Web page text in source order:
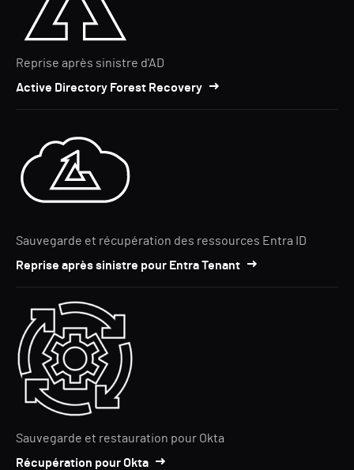
Reprise après sinistre d'AD
Active Directory Forest Recovery
Sauvegarde et récupération des ressources Entra ID
Reprise après sinistre pour Entra Tenant
Sauvegarde et restauration pour Okta
Récupération pour Okta